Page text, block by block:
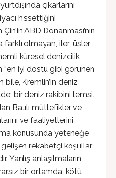
çıkarlarını
hissettiğini
ABD Donanması’nın
olmayan, ileri üsler
küresel denizcilik
“en iyi dostu gibi görünen
bile, Kremlin’in deniz
bir deniz rakibini temsil
Batılı müttefikler ve
ve faaliyetlerini
konusunda yeteneğe
rekabetçi koşullar,
Yanlış anlaşılmaların
bir ortamda, kötü